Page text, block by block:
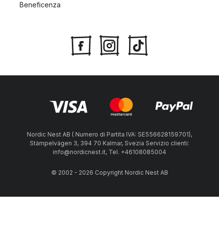
Beneficenza
Nordic Nest AB ( Numero di Partita IVA: SE556628159701),
Stämpelvägen 3, 394 70 Kalmar, Svezia Servizio clienti:
info@nordicnest.it, Tel. +46108085004
© 2002 - 2026 Copyright Nordic Nest AB